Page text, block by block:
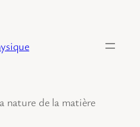
nature de la matière